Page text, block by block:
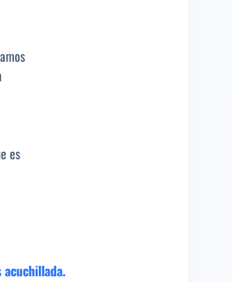
es
acuchillada.